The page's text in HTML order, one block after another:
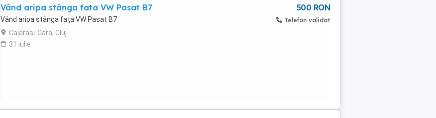
Vând aripa stânga fata VW Pasat B7
Vând aripa stânga fața VW Pasat B7
Calarasi-Gara, Cluj
31 iulie
500 RON
Telefon validat